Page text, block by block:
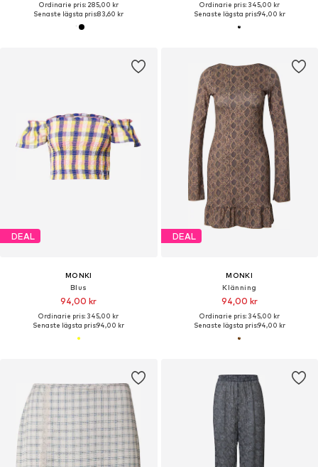
Ordinarie pris: 285,00 kr
Senaste lägsta pris:83,60 kr
Ordinarie pris: 345,00 kr
Senaste lägsta pris:94,00 kr
DEAL
MONKI
Blus
94,00 kr
Ordinarie pris: 345,00 kr
Senaste lägsta pris:94,00 kr
DEAL
MONKI
Klänning
94,00 kr
Ordinarie pris: 345,00 kr
Senaste lägsta pris:94,00 kr